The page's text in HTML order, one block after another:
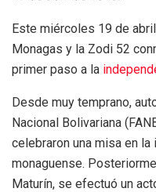
Este miércoles 19 de
Monagas y la Zodi 52
primer paso a la
Desde muy temprano,
Nacional Bolivariana
celebraron una misa en
monaguense.
Maturín, se efectuó un